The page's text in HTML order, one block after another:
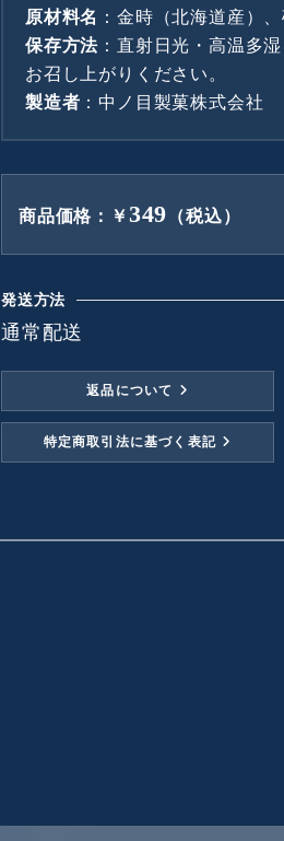
原材料名 ：金時（北海道産）
保存方法 ：直射日光・高温多
お召し上がりください。
製造者 ：中ノ目製菓株式会社
商品価格：￥349 （税込）
発送方法
通常配送
返品について
特定商取引法に基づく表記